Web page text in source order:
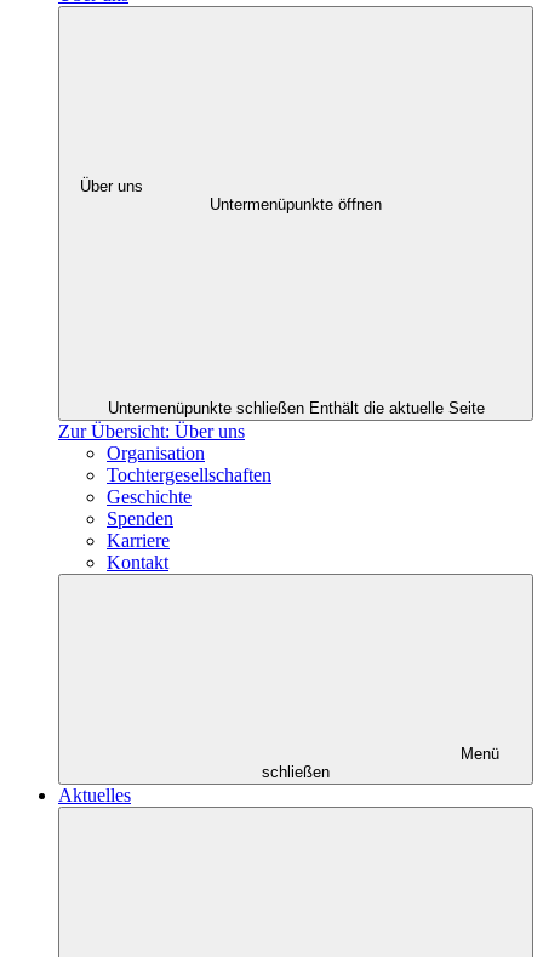
Über uns
Untermenüpunkte öffnen
Untermenüpunkte schließen Enthält die aktuelle Seite
Zur Übersicht: Über uns
Organisation
Tochtergesellschaften
Geschichte
Spenden
Karriere
Kontakt
Menü
schließen
Aktuelles